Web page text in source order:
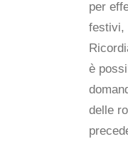
per
festivi,
è
delle